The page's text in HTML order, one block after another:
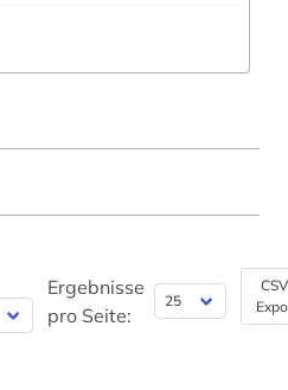
Ergebnisse
pro Seite: